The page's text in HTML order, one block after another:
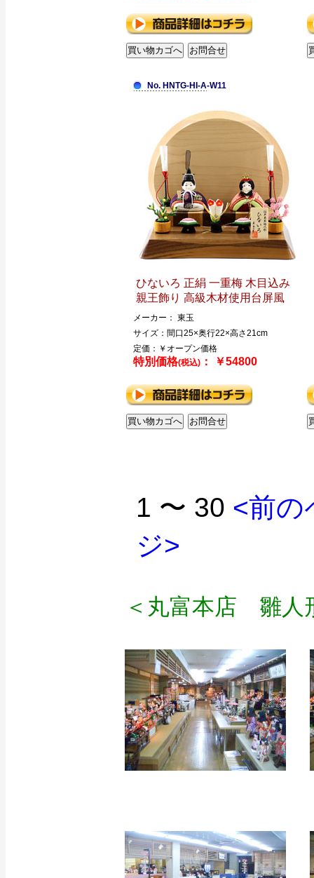
No. HNTG-HI-A-W11
ひないろ 正絹 一重梅 木目込み
親王飾り 高級木材使用台屏風
メーカー： 東玉
サイズ：間口25×奥行22×高さ21cm
定価：￥オープン価格
特別価格(税込)： ￥54800
1 〜 30 <前の
ジ>
＜丸富本店 雛人